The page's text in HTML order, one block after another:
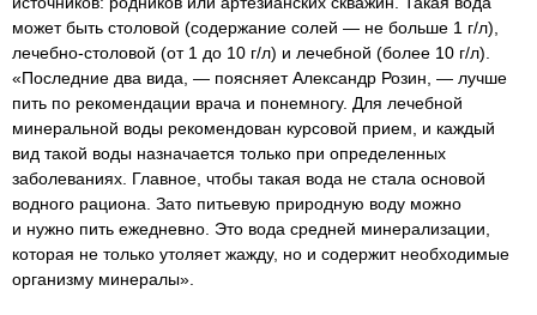
может быть столовой (содержание солей — не больше 1 г/л),
лечебно-столовой (от 1 до 10 г/л) и лечебной (более 10 г/л).
«Последние два вида, — поясняет Александр Розин, — лучше
пить по рекомендации врача и понемногу. Для лечебной
минеральной воды рекомендован курсовой прием, и каждый
вид такой воды назначается только при определенных
заболеваниях. Главное, чтобы такая вода не стала основой
водного рациона. Зато питьевую природную воду можно
и нужно пить ежедневно. Это вода средней минерализации,
которая не только утоляет жажду, но и содержит необходимые
организму минералы».